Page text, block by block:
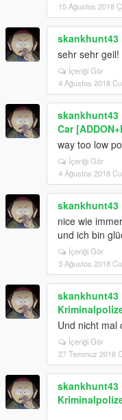
15 Ağustos 2018
skankhunt43
sehr sehr geil!
İçeriği Gör
4 Ağustos 2018
skankhunt43
Car
way too low
İçeriği Gör
4 Ağustos 2018
skankhunt43
nice wie
und ich bin
İçeriği Gör
3 Ağustos 2018
skankhunt43
Und nicht mal
İçeriği Gör
27 Temmuz 2018
skankhunt43